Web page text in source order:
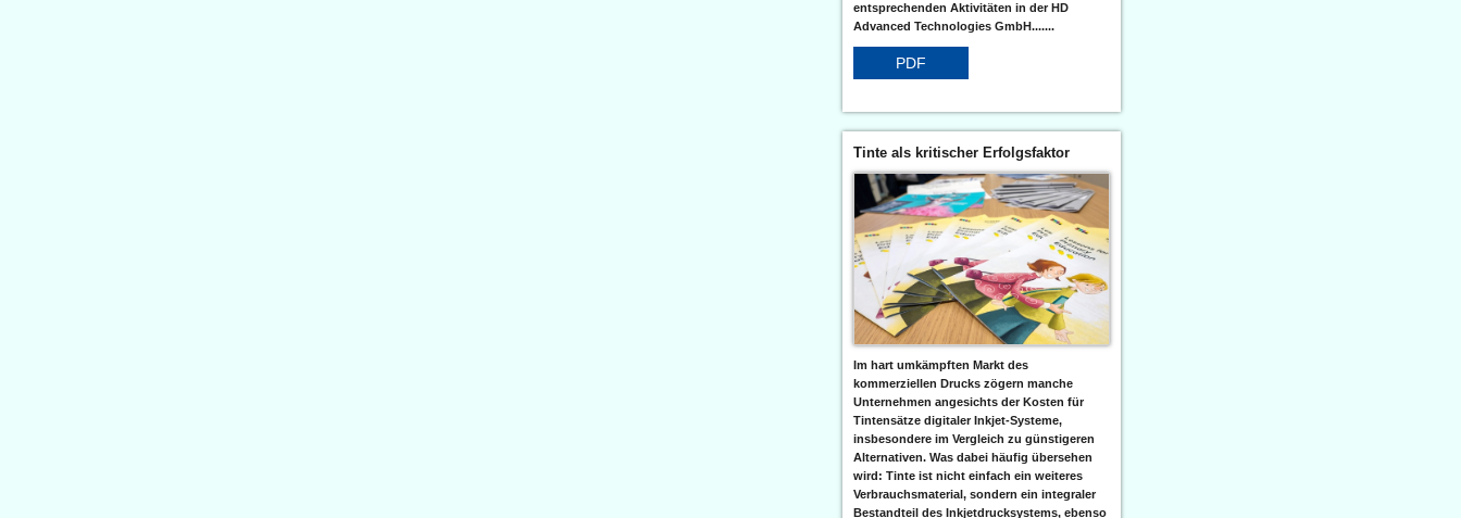
entsprechenden Aktivitäten in der HD
Advanced Technologies GmbH.......
PDF
Tinte als kritischer Erfolgsfaktor
Im hart umkämpften Markt des
kommerziellen Drucks zögern manche
Unternehmen angesichts der Kosten für
Tintensätze digitaler Inkjet-Systeme,
insbesondere im Vergleich zu günstigeren
Alternativen. Was dabei häufig übersehen
wird: Tinte ist nicht einfach ein weiteres
Verbrauchsmaterial, sondern ein integraler
Bestandteil des Inkjetdrucksystems, ebenso